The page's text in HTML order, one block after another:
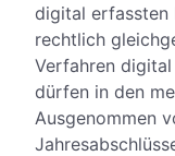
digital erfassten
rechtlich
Verfahren
dürfen in den
Ausgenommen